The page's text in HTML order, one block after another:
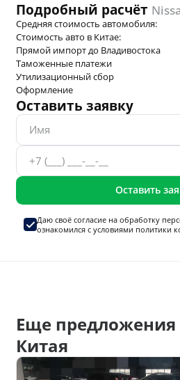
Подробный расчёт
Средняя стоимость автомобиля:
Стоимость авто в Китае:
Прямой импорт до Владивостока
Таможенные платежи
Утилизационный сбор
Оформление
Оставить заявку
Оставить
Даю своё согласие на обработку
ознакомился с условиями политики
Еще предложения
Китая